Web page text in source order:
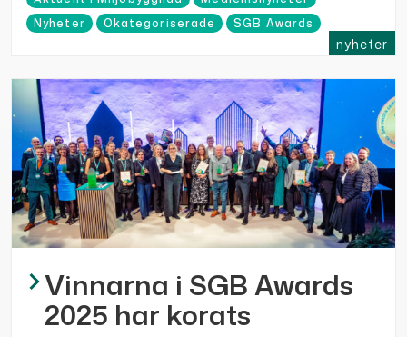
nyheter
Nyheter
Okategoriserade SGB Awards
Vinnarna i SGB Awards
2025 har korats